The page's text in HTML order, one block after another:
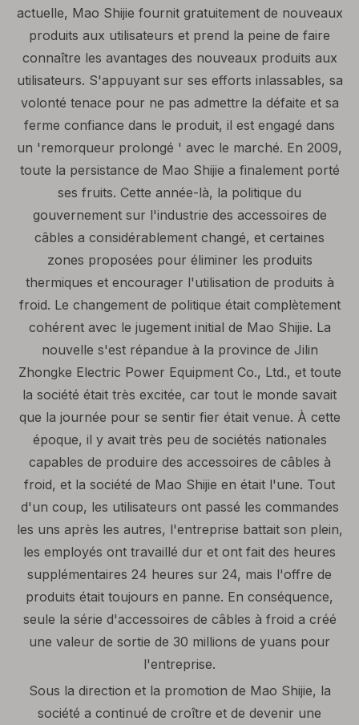
actuelle, Mao Shijie fournit gratuitement de nouveaux
produits aux utilisateurs et prend la peine de faire
connaître les avantages des nouveaux produits aux
utilisateurs. S'appuyant sur ses efforts inlassables, sa
volonté tenace pour ne pas admettre la défaite et sa
ferme confiance dans le produit, il est engagé dans
un 'remorqueur prolongé ' avec le marché. En 2009,
toute la persistance de Mao Shijie a finalement porté
ses fruits. Cette année-là, la politique du
gouvernement sur l'industrie des accessoires de
câbles a considérablement changé, et certaines
zones proposées pour éliminer les produits
thermiques et encourager l'utilisation de produits à
froid. Le changement de politique était complètement
cohérent avec le jugement initial de Mao Shijie. La
nouvelle s'est répandue à la province de Jilin
Zhongke Electric Power Equipment Co., Ltd., et toute
la société était très excitée, car tout le monde savait
que la journée pour se sentir fier était venue. À cette
époque, il y avait très peu de sociétés nationales
capables de produire des accessoires de câbles à
froid, et la société de Mao Shijie en était l'une. Tout
d'un coup, les utilisateurs ont passé les commandes
les uns après les autres, l'entreprise battait son plein,
les employés ont travaillé dur et ont fait des heures
supplémentaires 24 heures sur 24, mais l'offre de
produits était toujours en panne. En conséquence,
seule la série d'accessoires de câbles à froid a créé
une valeur de sortie de 30 millions de yuans pour
l'entreprise.
Sous la direction et la promotion de Mao Shijie, la
société a continué de croître et de devenir une